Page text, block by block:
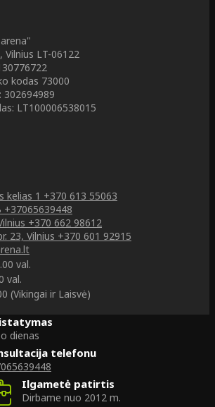
Vilnius LT-06122
kodas 73000
LT100006538015
kelias 1 +370 613 55063
+37065639448
+370 662 98612
23, Vilnius +370 601 92915
val.
val.
(Vikingai ir Laisvė)
dienas
telefonu
Ilgametė patirtis
Dirbame nuo 2012 m.